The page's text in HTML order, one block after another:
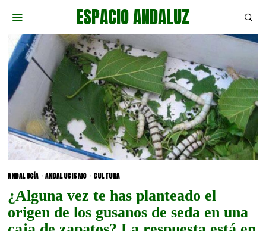
ESPACIO ANDALUZ
ANDALUCÍA · ANDALUCISMO · CULTURA
¿Alguna vez te has planteado el
origen de los gusanos de seda en una